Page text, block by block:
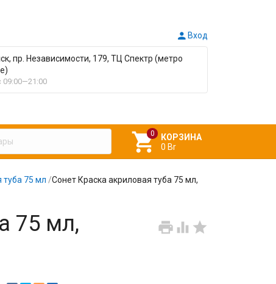
Вход
пр. Независимости, 179, ТЦ Спектр (метро

КОРЗИНА
0 Br
туба 75 мл /Сонет Краска акриловая туба 75 мл,
  
75 мл,